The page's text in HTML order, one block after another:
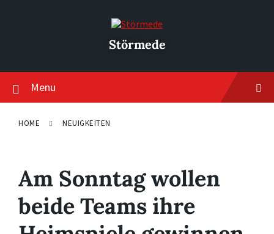
Störmede
Menu
HOME NEUIGKEITEN
Am Sonntag wollen
beide Teams ihre